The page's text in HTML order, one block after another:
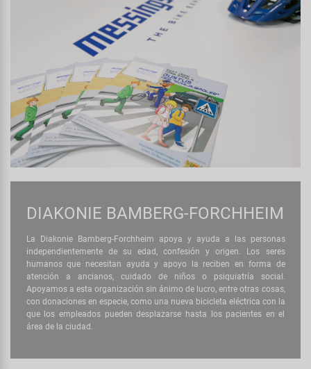
DIAKONIE BAMBERG-FORCHHEIM
La Diakonie Bamberg-Forchheim apoya y ayuda a las personas
independientemente de su edad, confesión y origen. Los seres
humanos que necesitan ayuda y apoyo la reciben en forma de
atención a ancianos, cuidado de niños o psiquiatría social.
Apoyamos a esta organización sin ánimo de lucro, entre otras cosas,
con donaciones en especie, como una nueva bicicleta eléctrica con la
que los empleados pueden desplazarse hasta los pacientes en el
área de la ciudad.